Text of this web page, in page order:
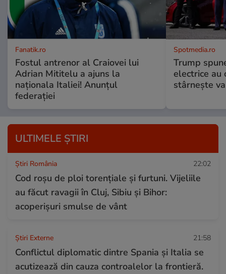
Fanatik.ro
Fostul antrenor al Craiovei lui
Adrian Mititelu a ajuns la
naționala Italiei! Anunțul
federației
Spotmedia.ro
Trump
electrice au
stârnește
ULTIMELE ȘTIRI
Știri România 22:02
Cod roșu de ploi torențiale și furtuni. Vijeliile
au făcut ravagii în Cluj, Sibiu și Bihor:
acoperișuri smulse de vânt
Știri Externe 21:58
Conflictul diplomatic dintre Spania și Italia se
acutizează din cauza controalelor la frontieră.